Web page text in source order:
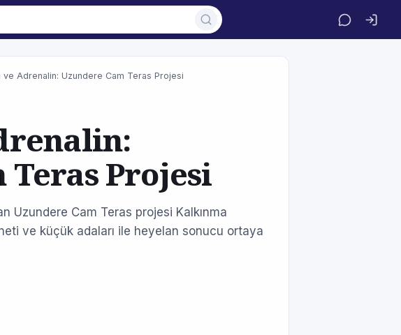
ve Adrenalin: Uzundere Cam Teras Projesi
Teras Projesi
Uzundere Cam Teras projesi Kalkınma
ve küçük adaları ile heyelan sonucu ortaya